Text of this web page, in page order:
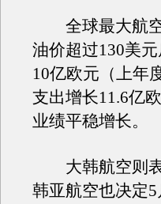
全球最大航空
油价超过130美
10亿欧元（上年
支出增长11.6亿
业绩平稳增长。
大韩航空则表
韩亚航空也决定